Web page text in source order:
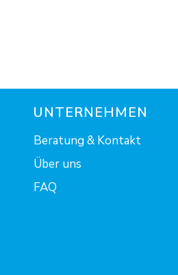
UNTERNEHMEN
Beratung & Kontakt
Über uns
FAQ